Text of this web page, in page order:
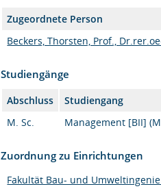
Zugeordnete Person
Beckers, Thorsten, Prof.,
Studiengänge
Abschluss
Studiengang
M. Sc.
Management [BII]
Zuordnung zu Einrichtungen
Fakultät Bau- und